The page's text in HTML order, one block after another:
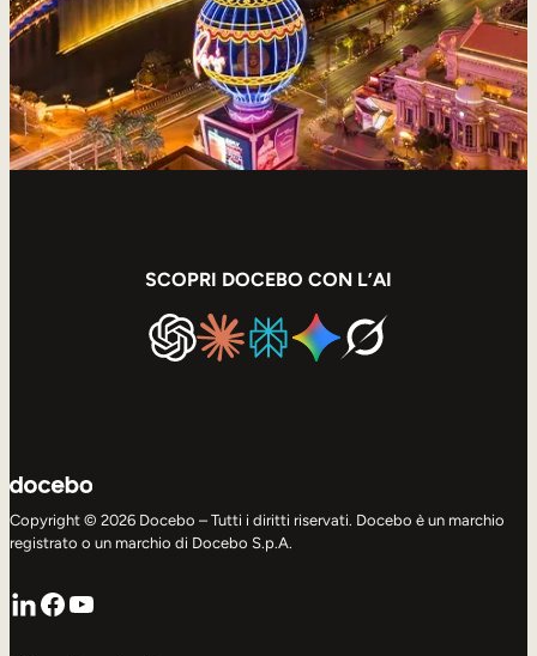
Formazione sulla compliance
Formazione frontline
Formazione esterna
Formazione per associazioni e membri
Skills Intelligence
Mobilità interna
SCOPRI DOCEBO CON L’AI
Copyright © 2026 Docebo – Tutti i diritti riservati. Docebo è un marchio
registrato o un marchio di Docebo S.p.A.
LinkedIn
Facebook
YouTube